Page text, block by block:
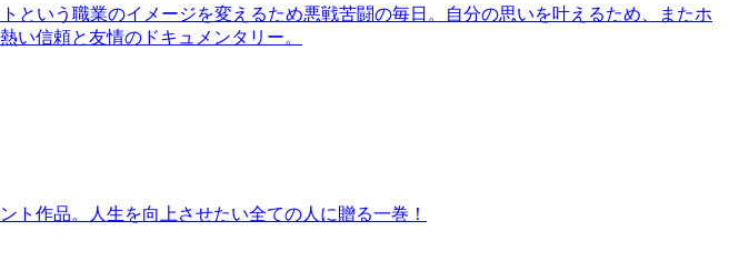
という職業のイメージを変えるため悪戦苦闘の毎日。自分の思いを叶えるため、またホ
い信頼と友情のドキュメンタリー。
ト作品。人生を向上させたい全ての人に贈る一巻！